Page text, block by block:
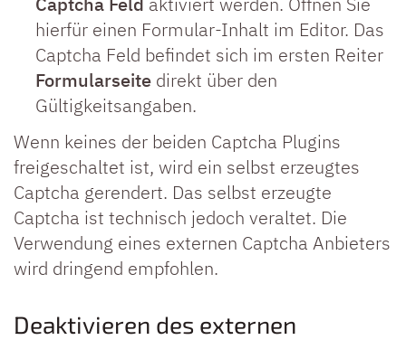
hierfür einen Formular-Inhalt im Editor. Das
Captcha Feld befindet sich im ersten Reiter
Formularseite direkt über den
Gültigkeitsangaben.
Wenn keines der beiden Captcha Plugins
freigeschaltet ist, wird ein selbst erzeugtes
Captcha gerendert. Das selbst erzeugte
Captcha ist technisch jedoch veraltet. Die
Verwendung eines externen Captcha Anbieters
wird dringend empfohlen.
Deaktivieren des externen